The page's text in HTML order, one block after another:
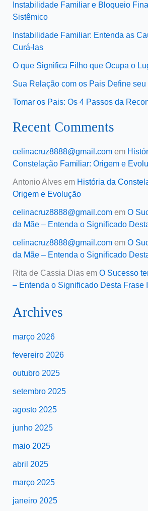
Instabilidade Familiar e Bloqueio
Sistêmico
Instabilidade Familiar: Entenda as
Curá-las
O que Significa Filho que Ocupa o
Sua Relação com os Pais Define
Tomar os Pais: Os 4 Passos da
Recent Comments
celinacruz8888@gmail.comem
Constelação Familiar: Origem e
Antonio Alvesem História da
Origem e Evolução
celinacruz8888@gmail.comem O
da Mãe – Entenda o Significado
celinacruz8888@gmail.comem O
da Mãe – Entenda o Significado
Rita de Cassia Diasem O Sucesso
– Entenda o Significado Desta Frase
Archives
março 2026
fevereiro 2026
outubro 2025
setembro 2025
agosto 2025
junho 2025
maio 2025
abril 2025
março 2025
janeiro 2025